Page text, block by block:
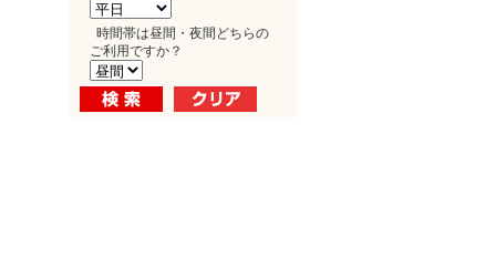
時間帯は昼間・夜間どちらの
ご利用ですか？